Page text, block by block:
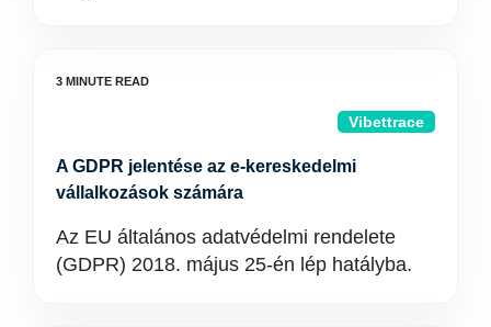
Vibettrace
A GDPR jelentése az e-kereskedelmi
vállalkozások számára
Az EU általános adatvédelmi rendelete
(GDPR) 2018. május 25-én lép hatályba.